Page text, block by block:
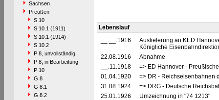
Sachsen
Preußen
S 10
S 10.1 (1911)
S 10.1 (1914)
S 10.2
P 8, unvollständig
P 8, in Bearbeitung
P 10
G 8
G 8.1
G 8.2
Lebenslauf
__.__.1916
Auslieferung an KED
Königliche
22.08.1916
Abnahme
__.11.1918
=> ED Hannover -
01.04.1920
=> DR - Reichseisenbahnen
31.08.1924
=> DRG - Deutsche
25.01.1926
Umzeichnung in "74 1213"